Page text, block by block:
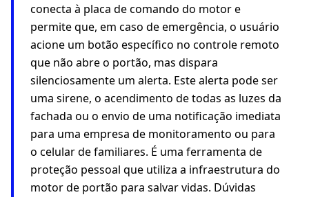
conecta à placa de comando do motor e
permite que, em caso de emergência, o usuário
acione um botão específico no controle remoto
que não abre o portão, mas dispara
silenciosamente um alerta. Este alerta pode ser
uma sirene, o acendimento de todas as luzes da
fachada ou o envio de uma notificação imediata
para uma empresa de monitoramento ou para
o celular de familiares. É uma ferramenta de
proteção pessoal que utiliza a infraestrutura do
motor de portão para salvar vidas. Dúvidas